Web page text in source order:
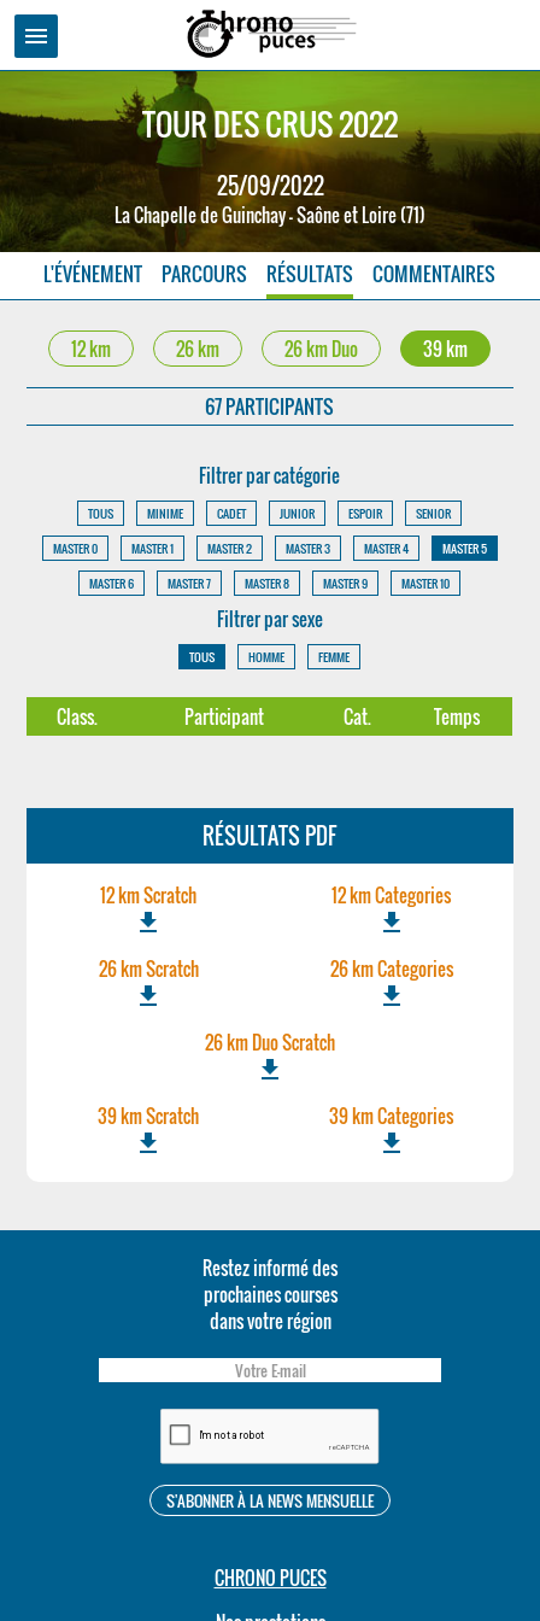
menu
TOUR DES CRUS 2022
25/09/2022
La Chapelle de Guinchay - Saône et Loire (71)
L'ÉVÉNEMENT PARCOURS RÉSULTATS COMMENTAIRES
12 km 26 km 26 km Duo 39 km
67 PARTICIPANTS
Filtrer par catégorie
TOUS MINIME CADET JUNIOR ESPOIR
SENIOR
MASTER 0
MASTER 1 MASTER 2 MASTER 3 MASTER 4
MASTER 5
MASTER 6
MASTER 7 MASTER 8 MASTER 9 MASTER 10
Filtrer par sexe
TOUS HOMME FEMME
Class. Participant Cat. Temps
RÉSULTATS PDF
12 km Scratch
file_download
12 km Categories
file_download
26 km Scratch
file_download
26 km Categories
file_download
26 km Duo Scratch
file_download
39 km Scratch
file_download
39 km Categories
file_download
Restez informé des
prochaines courses
dans votre région
CHRONO PUCES